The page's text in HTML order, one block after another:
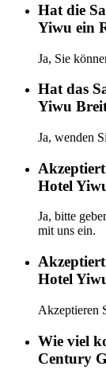
Hat die
Yiwu ein
Ja, Sie
Hat das
Yiwu
Ja, wenden
Hotel
Ja, bitte
mit uns ein.
Hotel
Akzeptieren
Wie viel
Century